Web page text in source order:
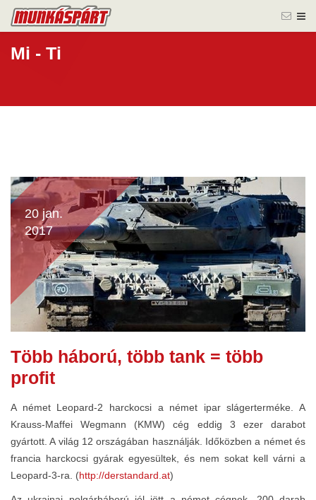
Mi - Ti
20 jan.
2017
Több háború, több tank = több
profit
A német Leopard-2 harckocsi a német ipar slágerterméke. A
Krauss-Maffei Wegmann (KMW) cég eddig 3 ezer darabot
gyártott. A világ 12 országában használják. Időközben a német és
francia harckocsi gyárak egyesültek, és nem sokat kell várni a
Leopard-3-ra. (http://derstandard.at)